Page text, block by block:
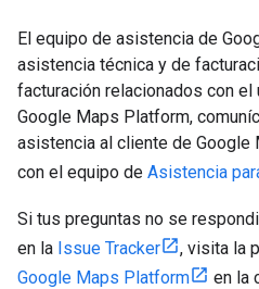
El equipo de asistencia de
asistencia técnica y de
facturación relacionados con
Google Maps Platform,
asistencia al cliente de Google
con el equipo de Asistencia
Si tus preguntas no se
en la Issue Tracker , visita la
Google Maps Platform
en la